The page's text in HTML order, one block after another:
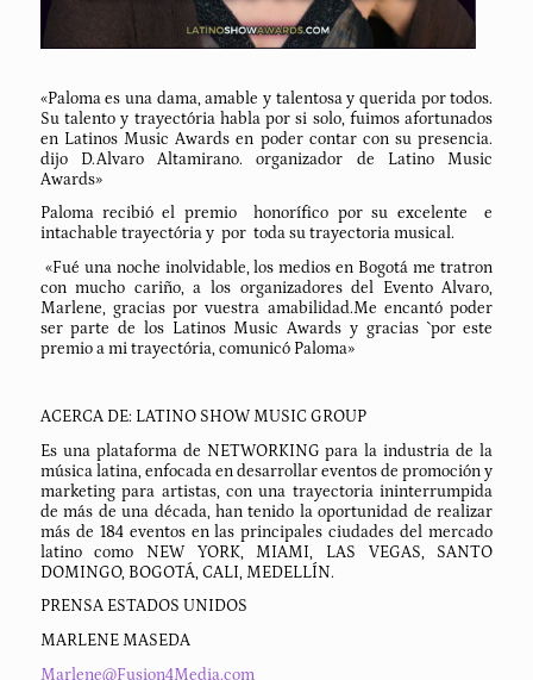
«Paloma es una dama, amable y talentosa y querida por todos.
Su talento y trayectória habla por si solo, fuimos afortunados
en Latinos Music Awards en poder contar con su presencia.
dijo D.Alvaro Altamirano. organizador de Latino Music
Awards»
Paloma recibió el premio honorífico por su excelente e
intachable trayectória y por toda su trayectoria musical.
«Fué una noche inolvidable, los medios en Bogotá me tratron
con mucho cariño, a los organizadores del Evento Alvaro,
Marlene, gracias por vuestra amabilidad.Me encantó poder
ser parte de los Latinos Music Awards y gracias `por este
premio a mi trayectória, comunicó Paloma»
ACERCA DE: LATINO SHOW MUSIC GROUP
Es una plataforma de NETWORKING para la industria de la
música latina, enfocada en desarrollar eventos de promoción y
marketing para artistas, con una trayectoria ininterrumpida
de más de una década, han tenido la oportunidad de realizar
más de 184 eventos en las principales ciudades del mercado
latino como NEW YORK, MIAMI, LAS VEGAS, SANTO
DOMINGO, BOGOTÁ, CALI, MEDELLÍN.
PRENSA ESTADOS UNIDOS
MARLENE MASEDA
Marlene@Fusion4Media.com